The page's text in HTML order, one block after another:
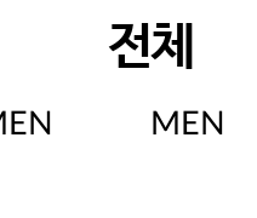
전체
MEN